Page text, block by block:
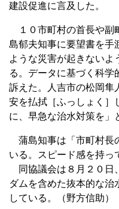
建設促進に言及した。
１０市町村の首長や副
島郁夫知事に要望書を手
ような災害が起きないよ
る。データに基づく科学
訴えた。人吉市の松岡隼
安を払拭［ふっしょく］
に、早急な治水対策を」
蒲島知事は「市町村長
いる。スピード感を持っ
同協議会は８月２０日
ダムを含めた抜本的な治
している。（野方信助）